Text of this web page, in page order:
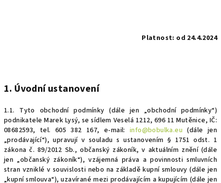
Platnost: od 24.4.2024
1. Úvodní ustanovení
1.1. Tyto obchodní podmínky (dále jen „obchodní podmínky“)
podnikatele Marek Lysý, se sídlem Veselá 1212, 696 11 Mutěnice, IČ:
08682593, tel. 605 382 167, e-mail:info@bobulka.eu (dále jen
„prodávající“), upravují v souladu s ustanovením§ 1751 odst. 1
zákona č. 89/2012 Sb., občanský zákoník,v aktuálním znění (dále
jen „občanský zákoník“), vzájemná práva a povinnosti smluvních
stran vzniklé v souvislosti nebo na základěkupní smlouvy (dále jen
„kupní smlouva“), uzavírané mezi prodávajícím a kupujícím (dále jen